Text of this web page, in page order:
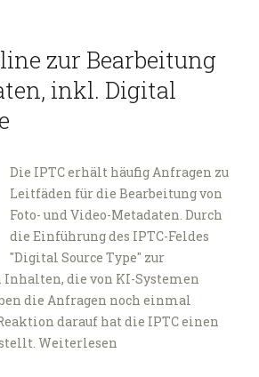
zur Bearbeitung
inkl. Digital
Die IPTC erhält häufig Anfragen zu
Leitfäden für die Bearbeitung von
Foto- und Video-Metadaten. Durch
die Einführung des IPTC-Feldes
"Digital Source Type" zur
die von KI-Systemen
die Anfragen noch einmal
darauf hat die IPTC einen
Weiterlesen